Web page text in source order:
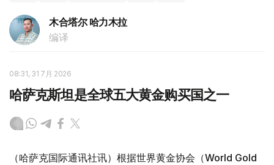
木合塔尔 哈力木拉
编译
08:31, 31 7月 2026
哈萨克斯坦是全球五大黄金购买国之一
（哈萨克国际通讯社讯）根据世界黄金协会（World Gold